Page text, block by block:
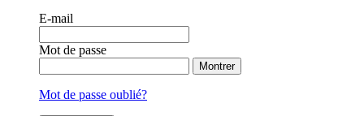
E-mail
Mot de passe
Montrer
Mot de passe oublié?